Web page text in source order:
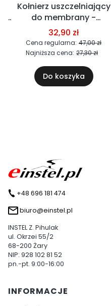
Kołnierz uszczelniający
do membrany -
kominki i wentylatory
Wirplast 125 i 150
32,90 zł
Cena regularna: 47,00 zł
Najniższa cena: 27,30 zł
Do koszyka
+48 696 181 474
biuro@einstel.pl
INSTEL Z. Pihulak
ul. Okrzei 55/2
68-200 Żary
NIP: 928 102 81 52
pn.-pt. 9:00-16:00
Linki w stopce
INFORMACJE